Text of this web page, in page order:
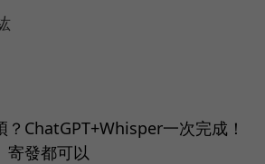
ChatGPT+Whisper一次完成！
寄發都可以